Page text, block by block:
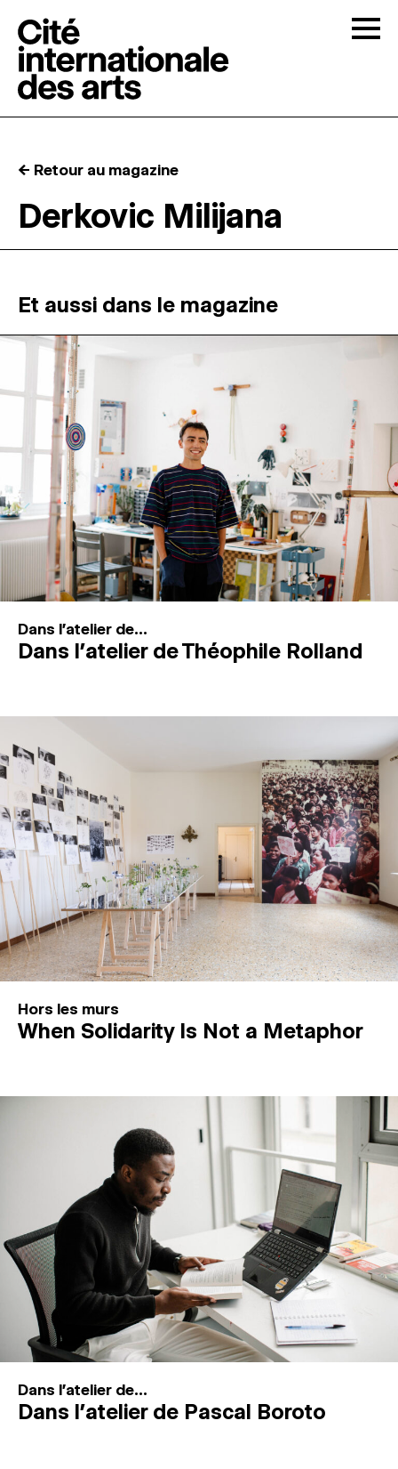
RÉSIDENCES ↓
ATELIERS OUVERTS
PROGRAMMATION
MAGAZINE
ESPACES DE PRATIQUE ARTISTIQUE ↓
Recherche
Connexion
← Retour au magazine
Derkovic Milijana
Et aussi dans le magazine
Dans l'atelier de...
Dans l’atelier de Théophile Rolland
Hors les murs
When Solidarity Is Not a Metaphor
Dans l'atelier de...
Dans l’atelier de Pascal Boroto